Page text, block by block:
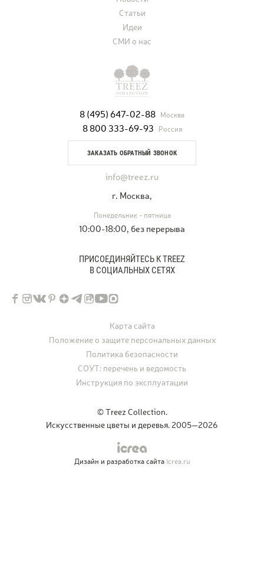
8 (495) 647-02-88 Москва
8 800 333-69-93 Россия
ЗАКАЗАТЬ ОБРАТНЫЙ ЗВОНОК
info@treez.ru
г. Москва,
Понедельник - пятница
10:00-18:00, без перерыва
Статьи
Идеи
СМИ о нас
ПРИСОЕДИНЯЙТЕСЬ К TREEZ
В СОЦИАЛЬНЫХ СЕТЯХ
© Treez Collection.
Искусственные цветы и деревья. 2005—2026
Карта сайта
Положение о защите персональных данных
Политика безопасности
СОУТ: перечень и ведомость
Инструкция по эксплуатации
Дизайн и разработка сайтаicrea.ru